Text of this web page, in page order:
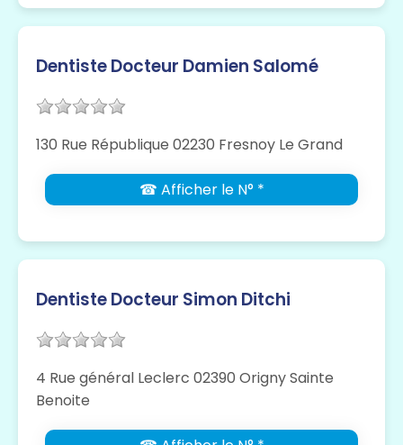
Dentiste Docteur Damien Salomé
130 Rue République 02230 Fresnoy Le Grand
☎ Afficher le N° *
Dentiste Docteur Simon Ditchi
4 Rue général Leclerc 02390 Origny Sainte
Benoite